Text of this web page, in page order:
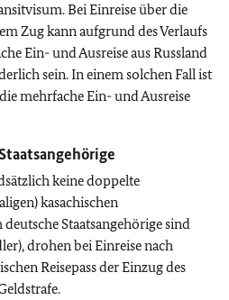
Bei Einreise über die
Zug kann aufgrund des Verlaufs
Ein- und Ausreise aus Russland
sein. In einem solchen Fall ist
mehrfache Ein- und Ausreise
keine doppelte
kasachischen
Staatsangehörige sind
drohen bei Einreise nach
Reisepass der Einzug des